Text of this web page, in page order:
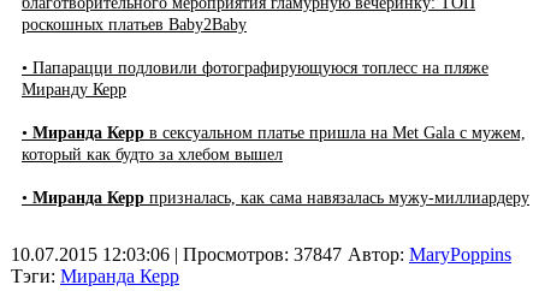
роскошных платьев Baby2Baby
• Папарацци подловили фотографирующуюся топлесс на пляже
Миранду Керр
• Миранда Керр в сексуальном платье пришла на Met Gala с мужем,
который как будто за хлебом вышел
• Миранда Керр призналась, как сама навязалась мужу-миллиардеру
10.07.2015 12:03:06 | Просмотров: 37847
Тэги: Миранда Керр
Автор: MaryPoppins